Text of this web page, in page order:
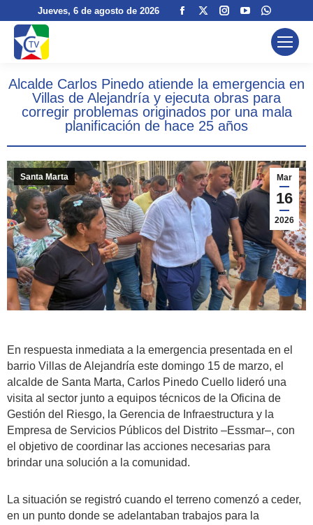
Jueves, 6 de agosto de 2026
Facebook
new
window
new
window
Instagram
new
window
YouTube
opens
new
window
page
opens
new
window
Alcalde Carlos Pinedo atiende la emergencia en
Villas de Alejandría y ejecuta obras para
corregir problemas originados por una mala
planificación de hace 25 años
Mar
16
2026
Santa Marta
En respuesta inmediata a la emergencia presentada en el
barrio Villas de Alejandría este domingo 15 de marzo, el
alcalde de Santa Marta, Carlos Pinedo Cuello lideró una
visita al sector junto a equipos técnicos de la Oficina de
Gestión del Riesgo, la Gerencia de Infraestructura y la
Empresa de Servicios Públicos del Distrito –Essmar–, con
el objetivo de coordinar las acciones necesarias para
brindar una solución a la comunidad.
La situación se registró cuando el terreno comenzó a ceder,
en un punto donde se adelantaban trabajos para la